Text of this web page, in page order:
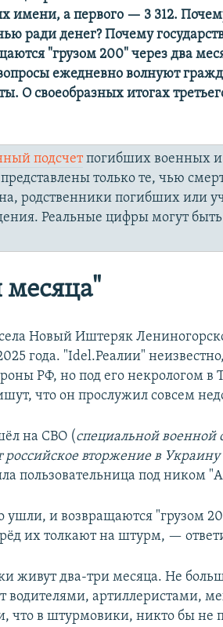
имени, а первого — 3 312.
ради денег? Почему
"грузом 200" через два
ежедневно волнуют
О своеобразных итогах
подсчетпогибших военных и
только те, чью
родственники погибших или
Реальные цифры могут
Новый Иштеряк
года. "Idel.Реалии"
РФ, но под его некрологом в
что он прослужил совсем
на СВО (специальной военной
российское вторжение в Украину
пользовательница под ником
ушли, и возвращаются "грузом
их толкают на штурм, —
живут два-три месяца. Не
водителями, артиллеристами,
что в штурмовики, никто бы